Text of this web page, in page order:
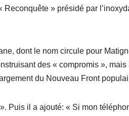
» présidé par
dont le nom circule pour
des « compromis »,
du Nouveau Front
». Puis il a ajouté: « Si mon